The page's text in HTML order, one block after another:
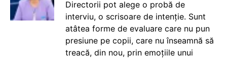
Directorii pot alege o probă de
interviu, o scrisoare de intenție. Sunt
atâtea forme de evaluare care nu pun
presiune pe copii, care nu înseamnă să
treacă, din nou, prin emoțiile unui